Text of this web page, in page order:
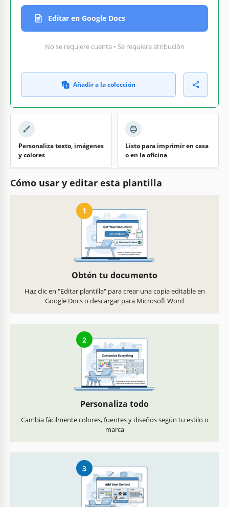
Editar en Google Docs
No se requiere cuenta • Se requiere atribución
Añadir a la colección
Personaliza texto, imágenes
y colores
Listo para imprimir en casa
o en la oficina
Cómo usar y editar esta plantilla
1
Obtén tu documento
Haz clic en "Editar plantilla" para crear una copia editable en
Google Docs o descargar para Microsoft Word
2
Personaliza todo
Cambia fácilmente colores, fuentes y diseños según tu estilo o
marca
3